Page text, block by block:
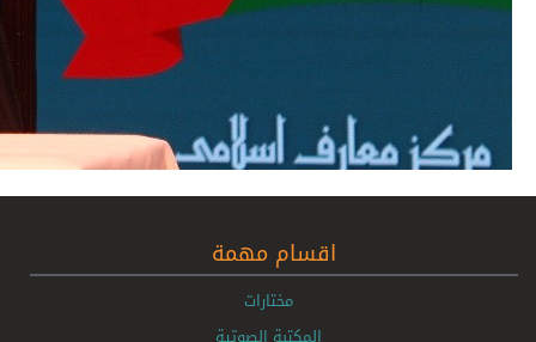
اقسام مهمة
مختارات
المكتبة الصوتية